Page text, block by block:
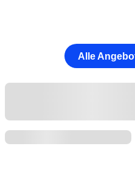
Alle